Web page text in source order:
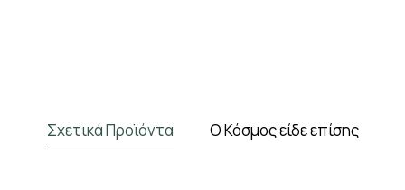
Σχετικά Προϊόντα Ο Κόσμος είδε επίσης